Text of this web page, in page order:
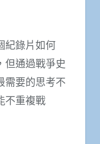
紀錄片如何
但通過戰爭史
需要的思考不
不重複戰